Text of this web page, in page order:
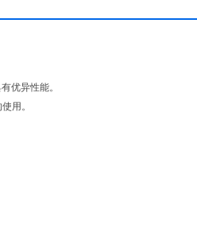
优异性能。
用。